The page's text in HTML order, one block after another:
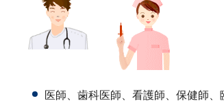
医師、歯科医師、看護師、保健師、